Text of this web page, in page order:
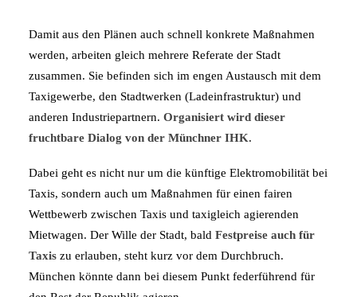
Damit aus den Plänen auch schnell konkrete Maßnahmen
werden, arbeiten gleich mehrere Referate der Stadt
zusammen. Sie befinden sich im engen Austausch mit dem
Taxigewerbe, den Stadtwerken (Ladeinfrastruktur) und
anderen Industriepartnern. Organisiert wird dieser
fruchtbare Dialog von der Münchner IHK.
Dabei geht es nicht nur um die künftige Elektromobilität bei
Taxis, sondern auch um Maßnahmen für einen fairen
Wettbewerb zwischen Taxis und taxigleich agierenden
Mietwagen. Der Wille der Stadt, bald Festpreise auch für
Taxis zu erlauben, steht kurz vor dem Durchbruch.
München könnte dann bei diesem Punkt federführend für